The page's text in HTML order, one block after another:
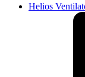
Helios